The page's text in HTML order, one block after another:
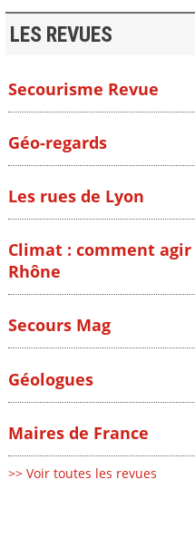
LES REVUES
Secourisme Revue
Géo-regards
Les rues de Lyon
Climat : comment agir
Rhône
Secours Mag
Géologues
Maires de France
>> Voir toutes les revues